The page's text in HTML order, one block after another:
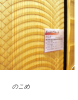
のこめ